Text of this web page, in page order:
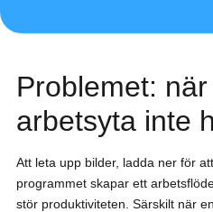
Problemet:
arbetsyta inte
Att leta upp bilder, ladda ner för
programmet skapar ett
stör produktiviteten. Särskilt när